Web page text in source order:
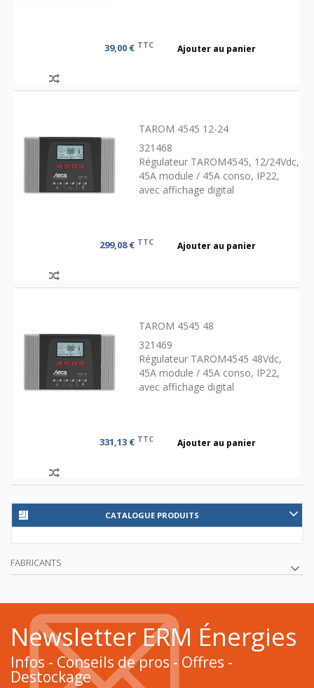
39,00 € TTC Ajouter au panier
TAROM 4545 12-24
321468
Régulateur TAROM4545, 12/24Vdc,
45A module / 45A conso, IP22,
avec affichage digital
299,08 € TTC Ajouter au panier
TAROM 4545 48
321469
Régulateur TAROM4545 48Vdc,
45A module / 45A conso, IP22,
avec affichage digital
331,13 € TTC Ajouter au panier
CATALOGUE PRODUITS
FABRICANTS
Newsletter ERM Énergies
Infos - Conseils de pros - Offres -
Destockage